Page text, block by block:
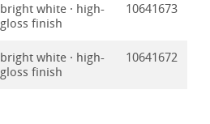
bright white · high-
gloss finish
10641673
bright white · high-
gloss finish
10641672